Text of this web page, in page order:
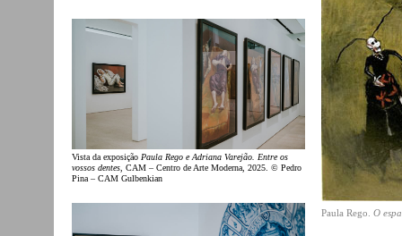
Vista da exposição Paula Rego e Adriana Varejão. Entre os
vossos dentes, CAM – Centro de Arte Moderna, 2025. © Pedro
Pina – CAM Gulbenkian
Paula Rego. O